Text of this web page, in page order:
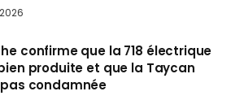
confirme que la 718 électrique
produite et que la Taycan
pas condamnée